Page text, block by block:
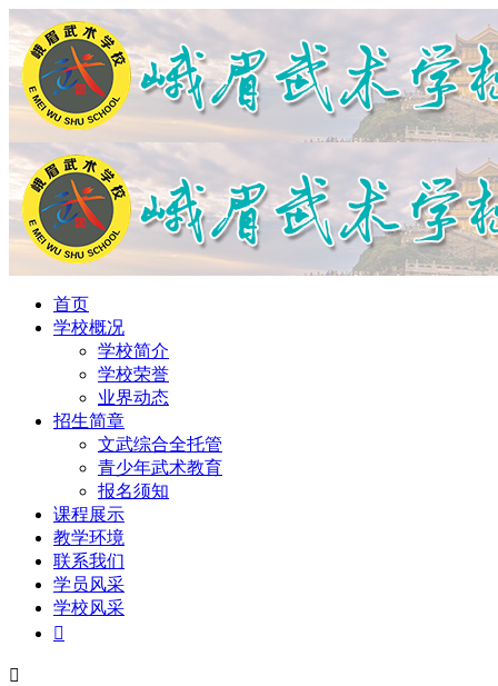
首页
学校概况
学校简介
学校荣誉
业界动态
招生简章
文武综合全托管
青少年武术教育
报名须知
课程展示
教学环境
联系我们
学员风采
学校风采

